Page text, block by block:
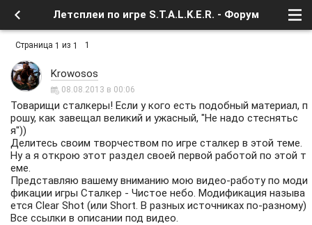
Летсплеи по игре S.T.A.L.K.E.R. - Форум
Страница 1 из 1 1
Krowosos
08.08.2013 в 00:06
Товарищи сталкеры! Если у кого есть подобный материал, п
рошу, как завещал великий и ужасный, "Не надо стеснятьс
я"))
Делитесь своим творчеством по игре сталкер в этой теме.
Ну а я открою этот раздел своей первой работой по этой т
еме.
Представляю вашему вниманию мою видео-работу по моди
фикации игры Сталкер - Чистое небо. Модификация называ
ется Clear Shot (или Short. В разных источниках по-разному)
Все ссылки в описании под видео.